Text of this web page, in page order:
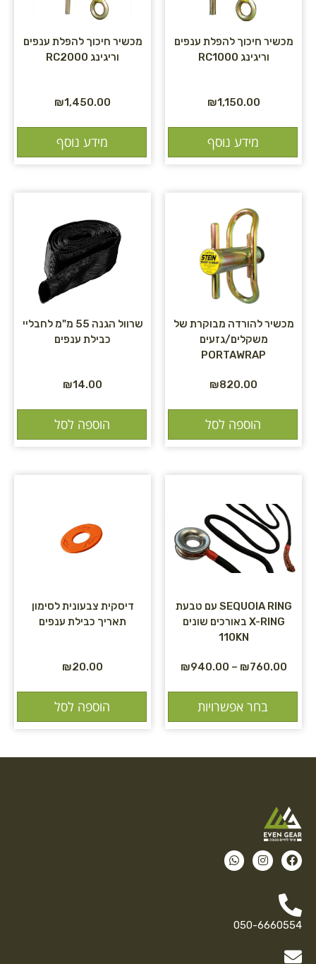
מכשיר חיכוך להפלת ענפים
וריגינג RC1000
₪1,150.00
מידע נוסף
מכשיר חיכוך להפלת ענפים
וריגינג RC2000
₪1,450.00
מידע נוסף
מכשיר להורדה מבוקרת של
משקלים/גזעים
PORTAWRAP
₪820.00
הוספה לסל
שרוול הגנה 55 מ"מ לחבליי
כבילת ענפים
₪14.00
הוספה לסל
SEQUOIA RING עם טבעת
X-RING באורכים שונים
110KN
₪760.00
–
₪940.00
בחר אפשרויות
דיסקית צבעונית לסימון
תאריך כבילת ענפים
₪20.00
הוספה לסל
050-6660554